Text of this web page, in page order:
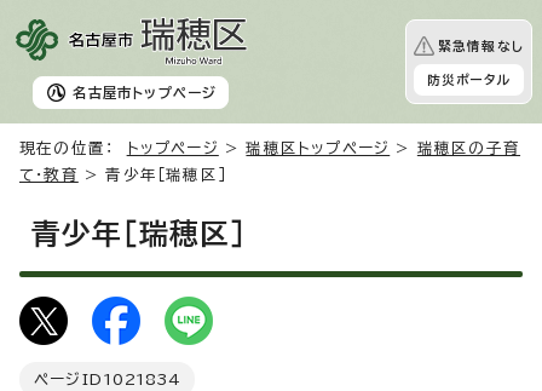
名古屋市 トップページ
緊急情報なし
防災ポータル
現在の位置： トップページ >瑞穂区トップページ > 瑞穂区の子育
て・教育
> 青少年［瑞穂区］
青少年［瑞穂区］
ページID 1021834